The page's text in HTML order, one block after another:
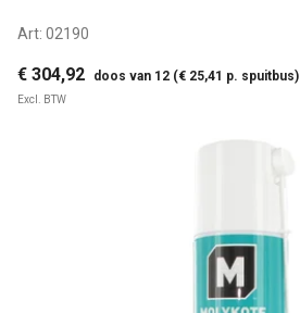
Art: 02190
€ 304,92 doos van 12 (€ 25,41 p. spuitbus)
Excl. BTW